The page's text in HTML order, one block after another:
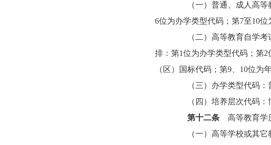
（一）普通、成人高等教
6位为办学类型代码；第7至10
（二）高等教育自学考试
排：第1位为办学类型代码；第
（区）国标代码；第9、10位为
（三）办学类型代码：普
（四）培养层次代码：博
第十二条 高等教育学
（一）高等学校或其它教